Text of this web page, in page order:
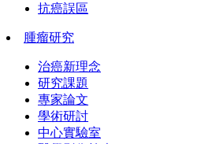
抗癌誤區
腫瘤研究
治癌新理念
研究課題
專家論文
學術研討
中心實驗室